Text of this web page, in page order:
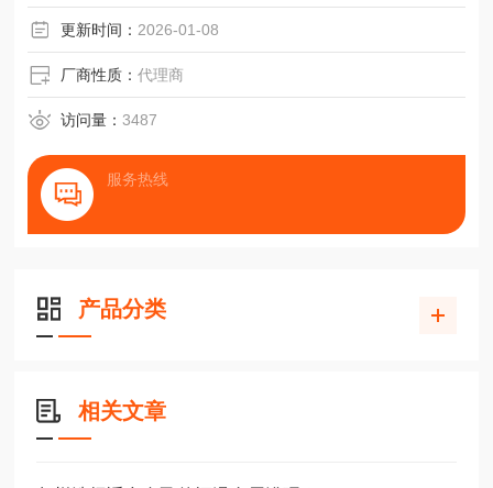
更新时间： 2026-01-08
厂商性质：代理商
访问量：3487
服务热线
产品分类
相关文章